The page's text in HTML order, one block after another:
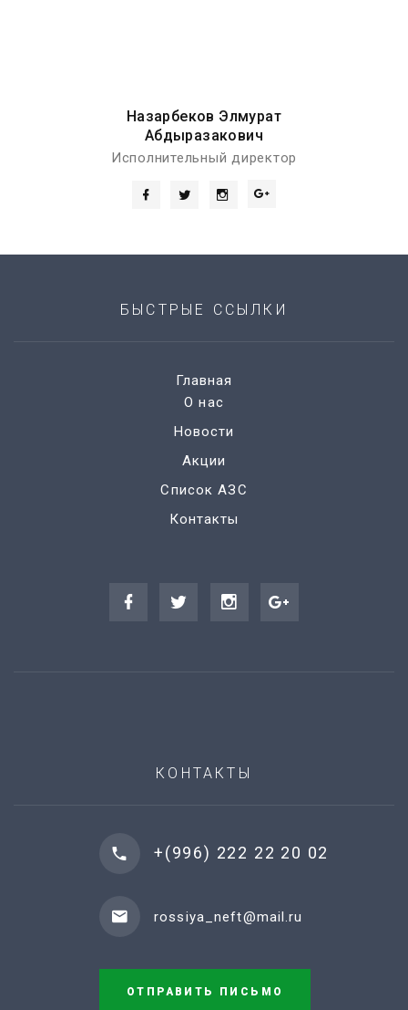
Назарбеков Элмурат
Абдыразакович
Исполнительный директор
БЫСТРЫЕ ССЫЛКИ
Главная
О нас
Новости
Акции
Список АЗС
Контакты
КОНТАКТЫ
+(996) 222 22 20 02
rossiya_neft@mail.ru
ОТПРАВИТЬ ПИСЬМО